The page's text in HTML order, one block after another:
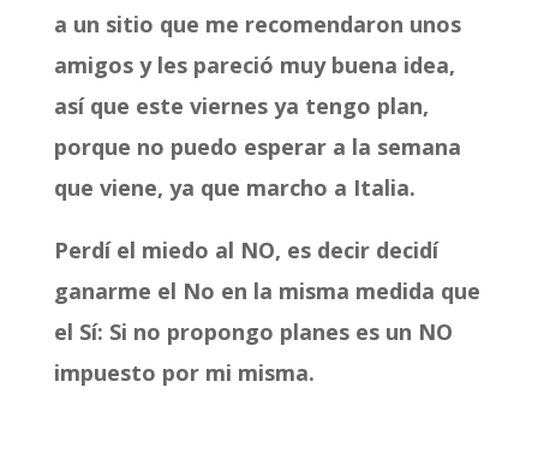
a un sitio que me recomendaron unos
amigos y les pareció muy buena idea,
así que este viernes ya tengo plan,
porque no puedo esperar a la semana
que viene, ya que marcho a Italia.
Perdí el miedo al NO, es decir decidí
ganarme el No en la misma medida que
el Sí: Si no propongo planes es un NO
impuesto por mi misma.